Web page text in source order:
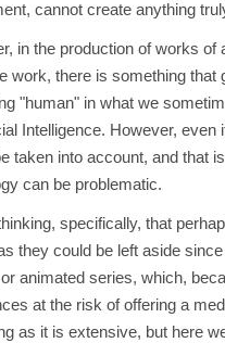
cannot create anything
in the production of works
work, there is something
"human" in what we
Intelligence. However,
taken into account, and that
can be problematic.
specifically, that
they could be left aside
animated series, which,
at the risk of offering a
as it is extensive, but here